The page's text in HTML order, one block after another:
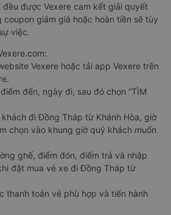
đều được Vexere cam kết giải quyết
coupon giảm giá hoặc hoàn tiền sẽ tùy
việc.
Vexere hoặc tải app Vexere trên
đến, ngày đi, sau đó chọn “TÌM
đi Đồng Tháp từ Khánh Hòa, giờ
chọn vào khung giờ quý khách muốn
ghế, điểm đón, điểm trả và nhập
đặt mua vé xe đi Đồng Tháp từ
thanh toán vé phù hợp và tiến hành